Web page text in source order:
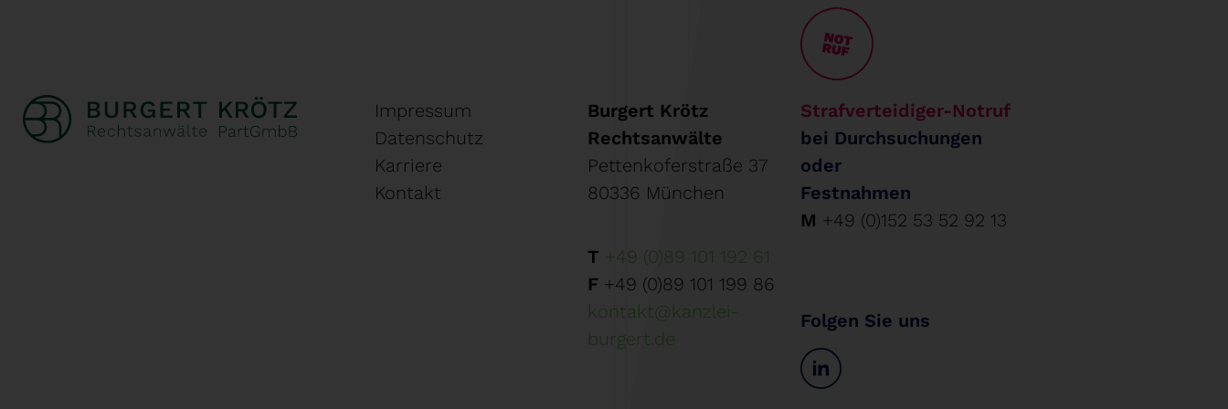
Impressum
Datenschutz
Karriere
Kontakt
Burgert Krötz
Rechtsanwälte
Pettenkoferstraße 37
80336 München
T +49 (0)89 101 192 61
F+49 (0)89 101 199 86
kontakt@kanzlei-
burgert.de
Strafverteidiger-Notruf
bei Durchsuchungen
oder
Festnahmen
M +49 (0)152 53 52 92 13
Folgen Sie uns